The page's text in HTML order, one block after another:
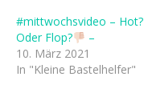
#mittwochsvideo – Hot?
Oder Flop?
–
10. März 2021
In "Kleine Bastelhelfer"